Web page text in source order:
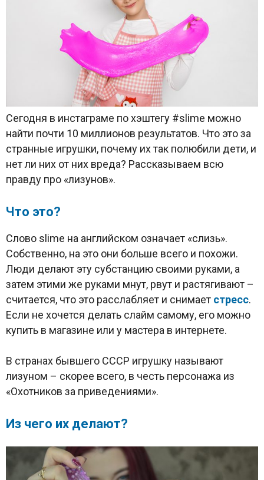
Сегодня в инстаграме по хэштегу #slime можно
найти почти 10 миллионов результатов. Что это за
странные игрушки, почему их так полюбили дети, и
нет ли них от них вреда? Рассказываем всю
правду про «лизунов».
Что это?
Слово slime на английском означает «слизь».
Собственно, на это они больше всего и похожи.
Люди делают эту субстанцию своими руками, а
затем этими же руками мнут, рвут и растягивают –
считается, что это расслабляет и снимает стресс.
Если не хочется делать слайм самому, его можно
купить в магазине или у мастера в интернете.
В странах бывшего СССР игрушку называют
лизуном – скорее всего, в честь персонажа из
«Охотников за приведениями».
Из чего их делают?